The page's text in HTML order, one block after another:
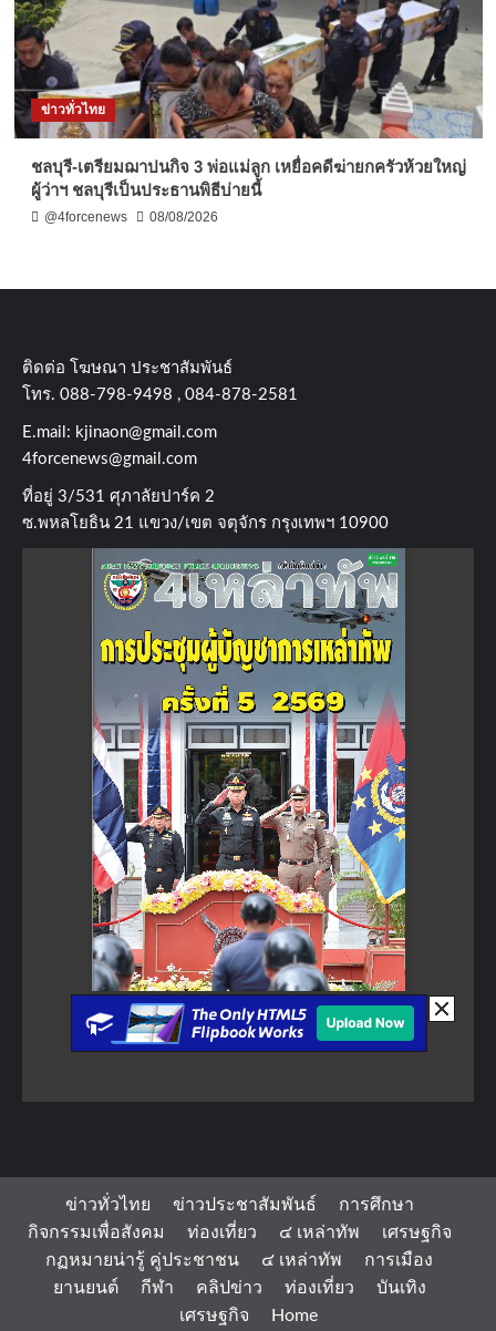
ข่าวทั่วไทย
ชลบุรี-เตรียมฌาปนกิจ 3 พ่อแม่ลูก เหยื่อคดีฆ่ายกครัวห้วยใหญ่
ผู้ว่าฯ ชลบุรีเป็นประธานพิธีบ่ายนี้
@4forcenews 08/08/2026
ติดต่อ​ โฆษณา​ ประชาสัมพันธ์
โทร​. 088-798-9498 , 084-878-2581
E.mail: kjinaon@gmail.com
4forcenews@gmail.com
ที่อยู่​ 3/531​ ศุภาลัยปาร์ค​ 2
ซ.พหลโยธิน​ 21​ แขวง/เขต​ จตุจักร​ กรุงเทพฯ 10900
ข่าวทั่วไทย ข่าวประชาสัมพันธ์
การศึกษา
กิจกรรมเพื่อสังคม
ท่องเที่ยว ๔ เหล่าทัพ
เศรษฐกิจ
กฏหมายน่ารู้ คู่ประชาชน
๔ เหล่าทัพ
การเมือง
ยานยนต์
กีฬา คลิปข่าว ท่องเที่ยว
บันเทิง
เศรษฐกิจ
Home